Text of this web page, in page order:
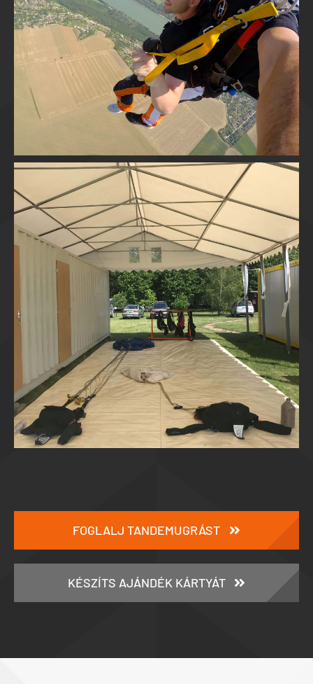
FOGLALJ TANDEMUGRÁST
KÉSZÍTS AJÁNDÉK KÁRTYÁT